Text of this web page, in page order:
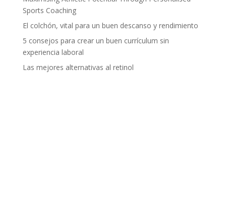
Sports Coaching
El colchón, vital para un buen descanso y rendimiento
5 consejos para crear un buen currículum sin
experiencia laboral
Las mejores alternativas al retinol